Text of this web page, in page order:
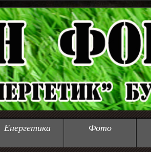
Енергетика Фото